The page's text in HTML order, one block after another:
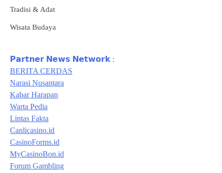
Tradisi & Adat
Wisata Budaya
𝗣𝗮𝗿𝘁𝗻𝗲𝗿 𝗡𝗲𝘄𝘀 𝗡𝗲𝘁𝘄𝗼𝗿𝗸 :
BERITA CERDAS
Narasi Nusantara
Kabar Harapan
Warta Pedia
Lintas Fakta
Canlicasino.id
CasinoForms.id
MyCasinoBon.id
Forum Gambling